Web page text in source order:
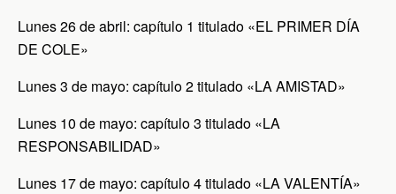
Lunes 26 de abril: capítulo 1 titulado «EL PRIMER DÍA
DE COLE»
Lunes 3 de mayo: capítulo 2 titulado «LA AMISTAD»
Lunes 10 de mayo: capítulo 3 titulado «LA
RESPONSABILIDAD»
Lunes 17 de mayo: capítulo 4 titulado «LA VALENTÍA»